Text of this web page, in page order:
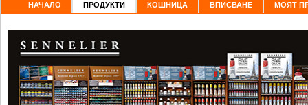
НАЧАЛО ПРОДУКТИ КОШНИЦА ВПИСВАНЕ МОЯТ